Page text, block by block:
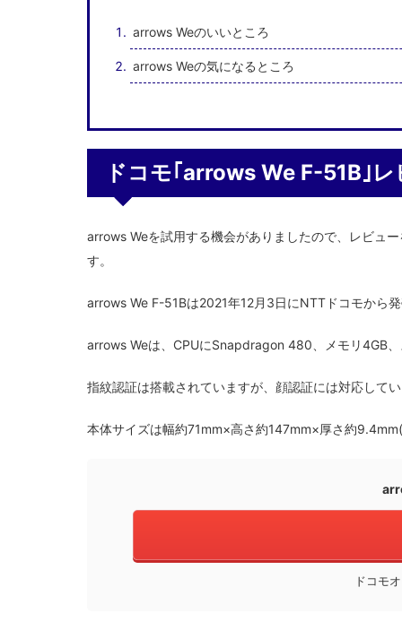
arrows Weのいいところ
arrows Weの気になるところ
ドコモ｢arrows We F-51B｣レ
arrows Weを試用する機会がありましたので、レビュ
す。
arrows We F-51Bは2021年12月3日にNTTドコモから
arrows Weは、CPUにSnapdragon 480、メモリ4GB
指紋認証は搭載されていますが、顔認証には対応して
本体サイズは幅約71mm×高さ約147mm×厚さ約
ドコモ